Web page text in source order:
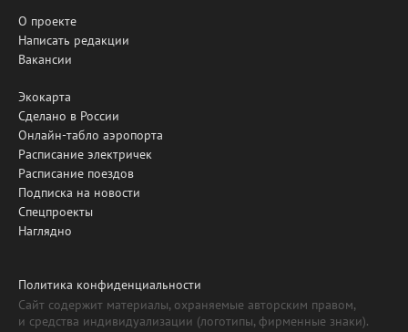
О проекте
Написать редакции
Вакансии
Экокарта
Сделано в России
Онлайн-табло аэропорта
Расписание электричек
Расписание поездов
Подписка на новости
Спецпроекты
Наглядно
Политика конфиденциальности
Сайт содержит материалы, охраняемые авторским правом,
и средства индивидуализации (логотипы, фирменные знаки).